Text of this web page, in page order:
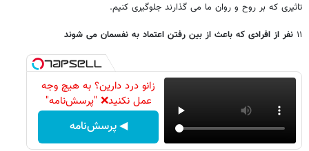
تاثیری که بر روح و روان ما می‎ گذارند جلوگیری کنیم.
۱۱ نفر از افرادی که باعث از بین رفتن اعتماد به نفسمان می ‎شوند
زانو درد دارین؟ به هیچ وجه
عمل نکنید❌ "پرسش‌نامه"
◀ پرسش‌نامه